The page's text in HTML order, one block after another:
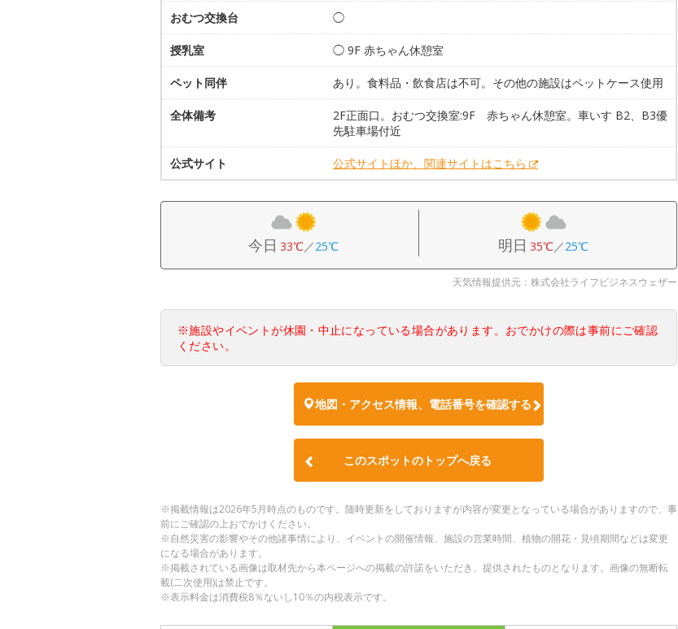
おむつ交換台 ◯
授乳室 ◯ 9F 赤ちゃん休憩室
ペット同伴 あり。食料品・飲食店は不可。その他の施設はペットケース使用
全体備考
2F正面口。おむつ交換室:9F 赤ちゃん休憩室。車いす B2、B3優
先駐車場付近
公式サイト 公式サイトほか、関連サイトはこちら
今日 33℃／25℃ 明日 35℃／25℃
天気情報提供元：株式会社ライフビジネスウェザー
※施設やイベントが休園・中止になっている場合があります。おでかけの際は事前にご確認
ください。
地図・アクセス情報、電話番号を確認する
このスポットのトップへ戻る
※掲載情報は2026年5月時点のものです。随時更新をしておりますが内容が変更となっている場合がありますので、事
前にご確認の上おでかけください。
※自然災害の影響やその他諸事情により、イベントの開催情報、施設の営業時間、植物の開花・見頃期間などは変更
になる場合があります。
※掲載されている画像は取材先から本ページへの掲載の許諾をいただき、提供されたものとなります。画像の無断転
載(二次使用)は禁止です。
※表示料金は消費税8％ないし10％の内税表示です。